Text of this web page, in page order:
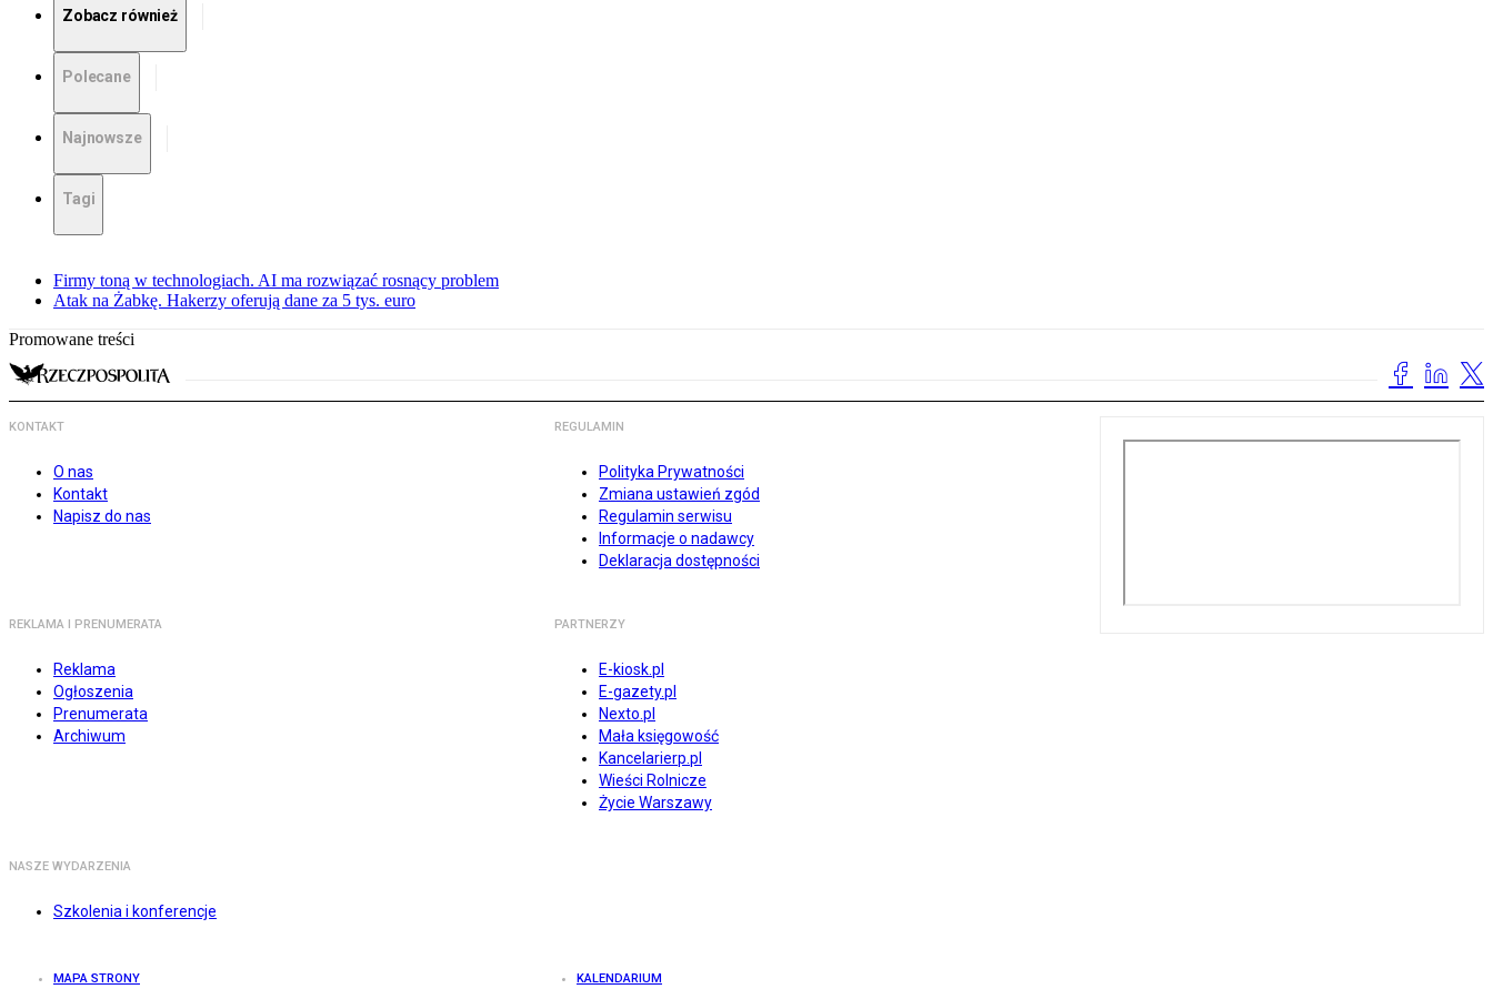
Zobacz również
Polecane
Najnowsze
Tagi
Firmy toną w technologiach. AI ma rozwiązać rosnący problem
Atak na Żabkę. Hakerzy oferują dane za 5 tys. euro
Promowane treści
KONTAKT
O nas
Kontakt
Napisz do nas
REGULAMIN
Polityka Prywatności
Zmiana ustawień zgód
Regulamin serwisu
Informacje o nadawcy
Deklaracja dostępności
REKLAMA I PRENUMERATA
Reklama
Ogłoszenia
Prenumerata
Archiwum
PARTNERZY
E-kiosk.pl
E-gazety.pl
Nexto.pl
Mała księgowość
Kancelarierp.pl
Wieści Rolnicze
Życie Warszawy
NASZE WYDARZENIA
Szkolenia i konferencje
MAPA STRONY KALENDARIUM